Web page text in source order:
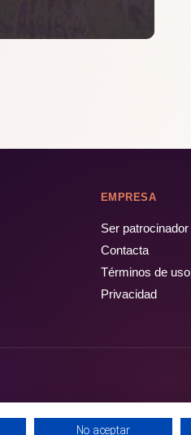
EMPRESA
Ser patrocinador
Contacta
Términos de uso
Privacidad
No aceptar